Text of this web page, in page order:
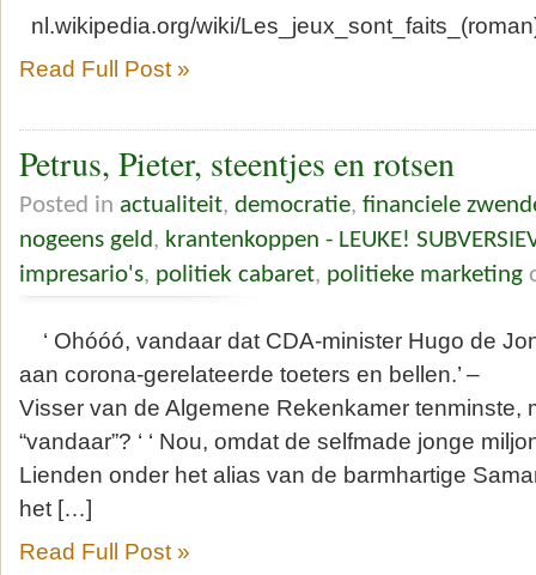
nl.wikipedia.org/wiki/
Read Full Post »
Petrus, Pieter, steentjes en rotsen
Posted in actualiteit, democratie, financiele
nogeens geld, krantenkoppen - LEUKE!
impresario's, politiek cabaret, politieke marketing
‘ Ohóóó, vandaar dat CDA-minister Hugo de
aan corona-gerelateerde toeters en bellen.’ –
Visser van de Algemene Rekenkamer tenminste,
“vandaar”? ‘ ‘ Nou, omdat de selfmade jonge
Lienden onder het alias van de barmhartige
het […]
Read Full Post »